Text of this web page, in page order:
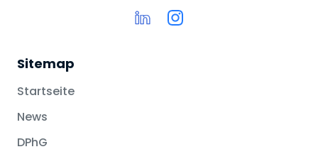
Sitemap
Startseite
News
DPhG